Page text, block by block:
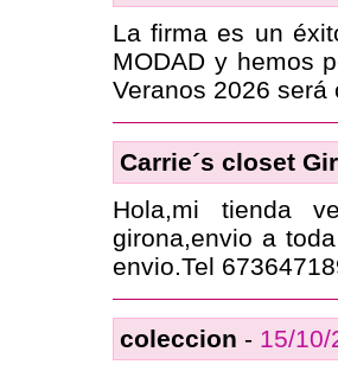
La firma es un
MODAD y hemos
Veranos 2026
Carrie´s closet
Hola,mi tienda
girona,envio a
envio.Tel
coleccion - 15/10/